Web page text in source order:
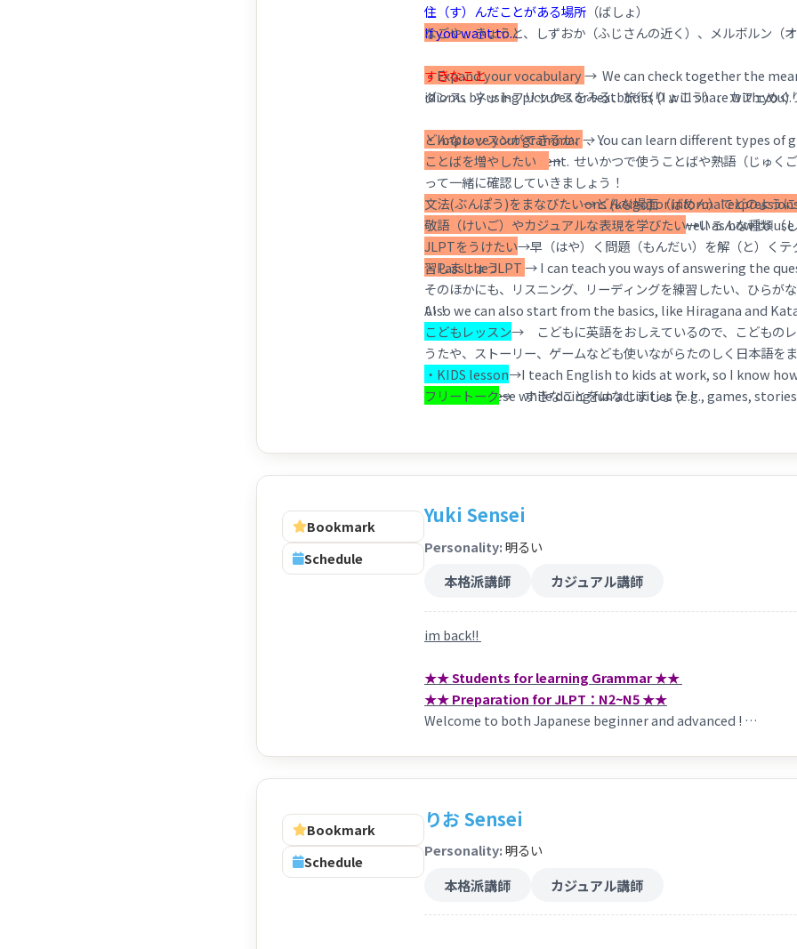
If you want to...
・Expand your vocabulary→ We can check together the
idioms by using pictures or textbooks (I will share with you).
・Improve your grammar→ You can learn different types of
until you feel confident.
・Practice formal expressions (keigo) or informal
or informal language are used in Japan, as well as how to
・Pass the JLPT→ I can teach you ways of answering the
Also we can also start from the basics, like Hiragana and
you want to :)
・KIDS lesson→I teach English to kids at work, so I know
learn Japanese while doing fun activities (e.g., games,
住（す）んだことがある場所 （ばしょ）
なごや、きょうと、しずおか（ふじさんの近く）、メルボルン（
すきなこと
ダンス、ネットフリックスをみる、旅行(りょこう）、カフェめぐ
どんなレッスンができるか、、、
ことばを増やしたい → せいかつで使うことばや熟語（じゅく
って一緒に確認していきましょう！
文法(ぶんぽう)をまなびたい→どんな場面（ばめん）でどのよう
敬語（けいご）やカジュアルな表現を学びたい→いろんな種類（
JLPTをうけたい→早（はや）く問題（もんだい）を解（と）く
習しましょう
そのほかにも、リスニング、リーディングを練習したい、ひらが
い！
こどもレッスン→ こどもに英語をおしえているので、こどものレ
うたや、ストーリー、ゲームなども使いながらたのしく日本語を
フリートーク→ すきなことをはなしましょう！
Bookmark
Schedule
Yuki Sensei
Personality:明るい
本格派講師 カジュアル講師
​im back!!
★★ Students for learning Grammar ★★
★★ Preparation for JLPT：N2~N5 ★★
Welcome to both Japanese beginner and advanced !
★★文法（ぶんぽう）やJLPTの勉強（べんきょう）★★
★★初心者（しょしんしゃ）も大歓迎（だいかんげい）★★
< Written in both English & Japanese >
- I was born and raised in Tokyo.Currently I'm living in
- I graduated from Waseda University, Bachelor of Human
Bookmark
Schedule
りお Sensei
Personality:明るい
本格派講師 カジュアル講師